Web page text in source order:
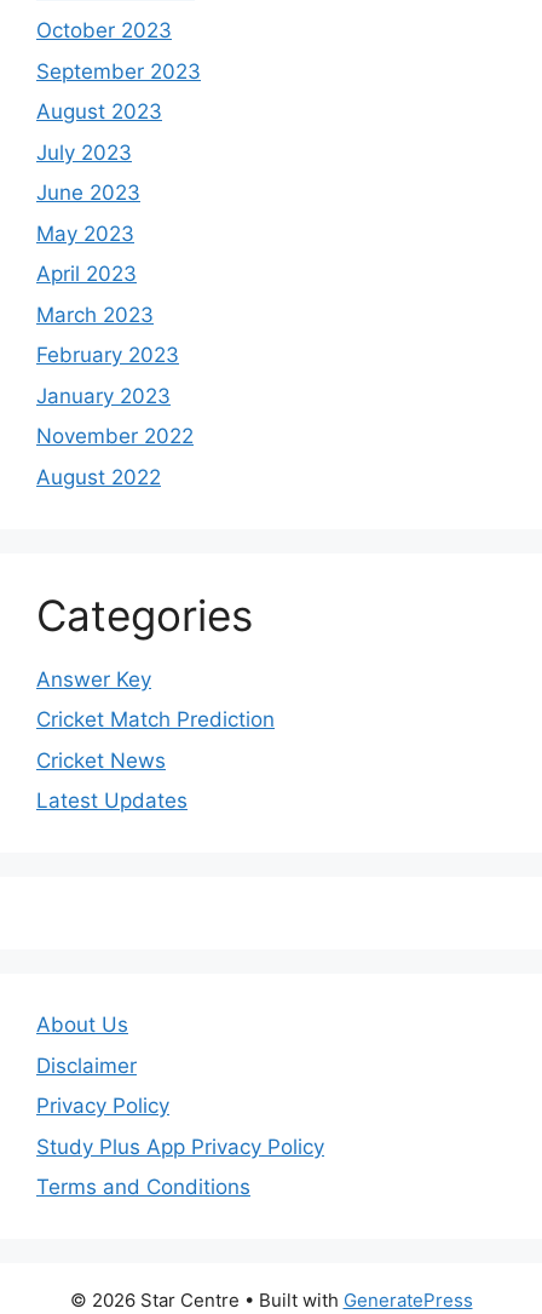
October 2023
September 2023
August 2023
July 2023
June 2023
May 2023
April 2023
March 2023
February 2023
January 2023
November 2022
August 2022
Categories
Answer Key
Cricket Match Prediction
Cricket News
Latest Updates
About Us
Disclaimer
Privacy Policy
Study Plus App Privacy Policy
Terms and Conditions
© 2026 Star Centre • Built with GeneratePress